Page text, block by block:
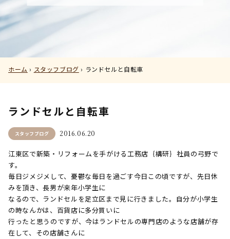
ホーム › スタッフブログ › ランドセルと自転車
ランドセルと自転車
スタッフブログ 2016.06.20
江東区で新築・リフォームを手がける工務店｛構研｝社員の弓野で
す。
毎日ジメジメして、憂鬱な毎日を過ごす今日この頃ですが、先日休
みを頂き、長男が来年小学生に
なるので、ランドセルを足立区まで見に行きました。自分が小学生
の時なんかは、百貨店に多分買いに
行ったと思うのですが、今はランドセルの専門店のような店舗が存
在して、その店舗さんに